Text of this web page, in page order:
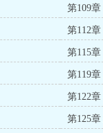
第109章
第112章
第115章
第119
第122
第125章